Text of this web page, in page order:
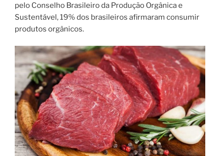
pelo Conselho Brasileiro da Produção Orgânica e
Sustentável, 19% dos brasileiros afirmaram consumir
produtos orgânicos.